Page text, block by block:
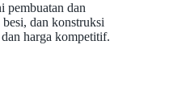
pembuatan dan
dan konstruksi
harga kompetitif.